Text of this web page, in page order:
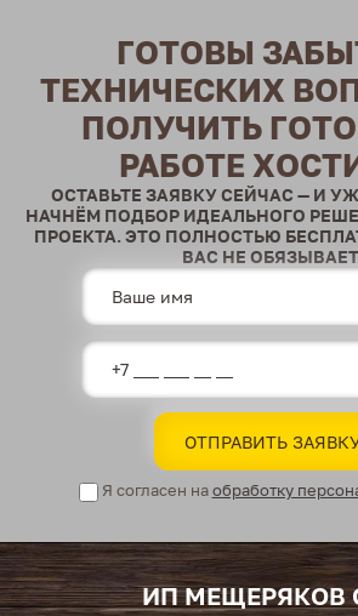
ГОТОВЫ
ТЕХНИЧЕСКИХ
ПОЛУЧИТЬ
РАБОТЕ
ОСТАВЬТЕ ЗАЯВКУ СЕЙЧАС — И
НАЧНЁМ ПОДБОР ИДЕАЛЬНОГО
ПРОЕКТА. ЭТО ПОЛНОСТЬЮ
ВАС НЕ
Я согласен наобработку
ИП МЕЩЕРЯКОВ